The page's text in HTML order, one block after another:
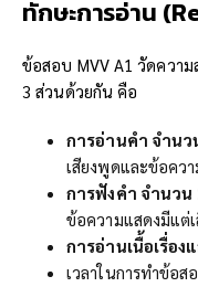
ทักษะการอ่าน (
ข้อสอบ MVV A1 วัดควา
3 ส่วนด้วยกัน คือ
การอ่านคำ จำนว
เสียงพูดและข้อคว
การฟังคำ จำนวน
ข้อความแสดงมีแต่
การอ่านเนื้อเรื่อ
เวลาในการทำข้อส